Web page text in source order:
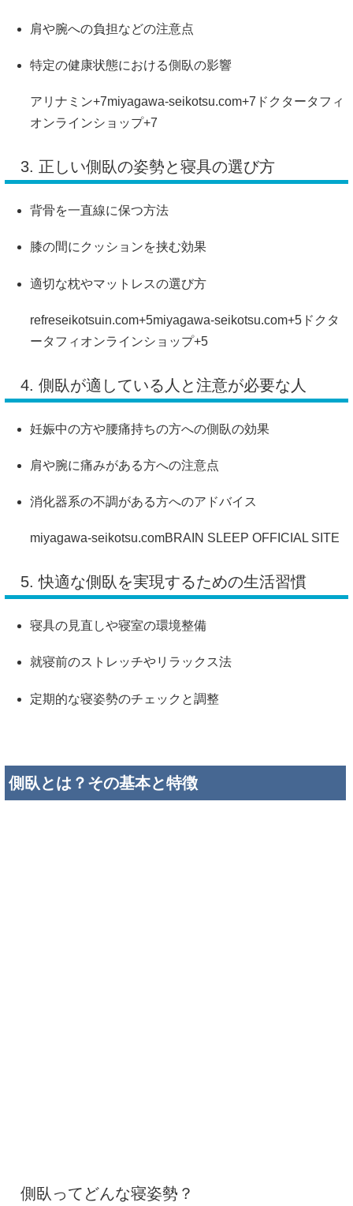
肩や腕への負担などの注意点
特定の健康状態における側臥の影響
アリナミン+7miyagawa-seikotsu.com+7 ドクタータフィ
オンラインショップ+7
3. 正しい側臥の姿勢と寝具の選び方
背骨を一直線に保つ方法
膝の間にクッションを挟む効果
適切な枕やマットレスの選び方
refreseikotsuin.com+5miyagawa-seikotsu.com+5 ドクタ
ータフィオンラインショップ+5
4. 側臥が適している人と注意が必要な人
妊娠中の方や腰痛持ちの方への側臥の効果
肩や腕に痛みがある方への注意点
消化器系の不調がある方へのアドバイス
miyagawa-seikotsu.comBRAIN SLEEP OFFICIAL SITE
5. 快適な側臥を実現するための生活習慣
寝具の見直しや寝室の環境整備
就寝前のストレッチやリラックス法
定期的な寝姿勢のチェックと調整
側臥とは？その基本と特徴
側臥ってどんな寝姿勢？